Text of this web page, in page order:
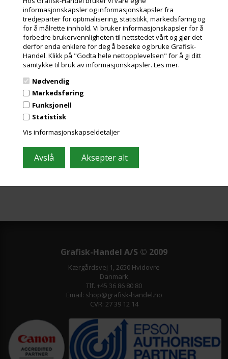
informasjonskapsler og informasjonskapsler fra
tredjeparter for optimalisering, statistikk, markedsføring og
for å målrette innhold. Vi bruker informasjonskapsler for å
forbedre brukervennligheten til nettstedet vårt og gjør det
derfor enda enklere for deg å besøke og bruke Grafisk-
Handel. Klikk på "Godta hele nettopplevelsen" for å gi ditt
samtykke til bruk av informasjonskapsler. Les mer.
Nødvendig
Markedsføring
Funksjonell
Statistisk
Vis informasjonskapseldetaljer
optisk hvithetsgrad, som gjør
at bildene blir meget klare og
med sterke farger og
kontraster.
Dette gjør også Hahnemühle
Daguerre Canvas til et meget
godt valg til sort/hvit-bilder.
Daguerre Canvas er lett å
strekke rundt en ramme, som
Gallerie Wrap, uten at du ser
knekk på trykket.
Du kan også lakke trykkene
dine, noe som gir dem ekstra
lang levetid og lekker finish.
Les mer
5.425,00Kr.ekslusive. mva
og miljøbidrag
Meld deg på nyhetsbrevet vårt og få gode
Inneholder ofte store besparelser og nyheter. Meld deg på, det er helt
Grafisk-Handel A/S © 2009
Kærgårdsvej 1, 2650 Hvidovre
Danmark
Tlf. +45 36 86 80 80
Email: shop@grafisk-handel.no
CVR: 27 39 12 14